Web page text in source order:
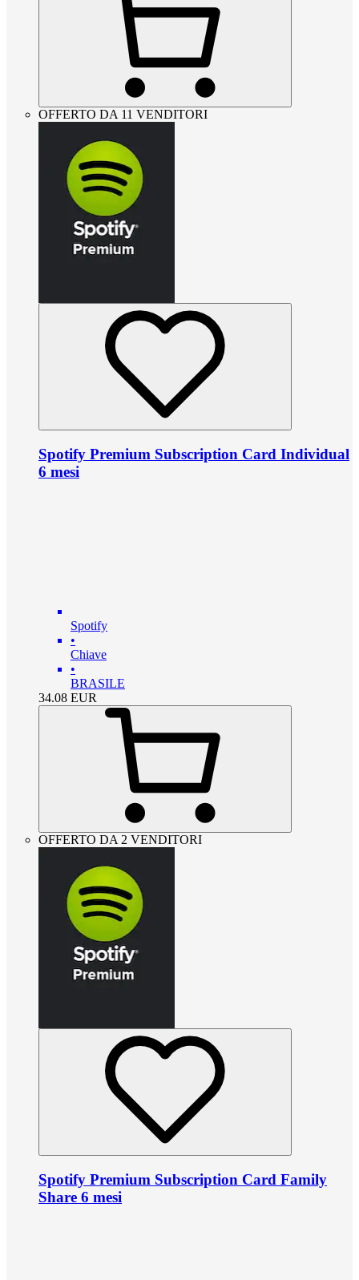
OFFERTO DA 11 VENDITORI
Spotify Premium Subscription Card Individual
6 mesi
Spotify
•
Chiave
•
BRASILE
34.08 EUR
OFFERTO DA 2 VENDITORI
Spotify Premium Subscription Card Family
Share 6 mesi